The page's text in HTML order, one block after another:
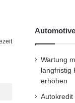
Wartung
langfristig
erhöhen
Autokredit